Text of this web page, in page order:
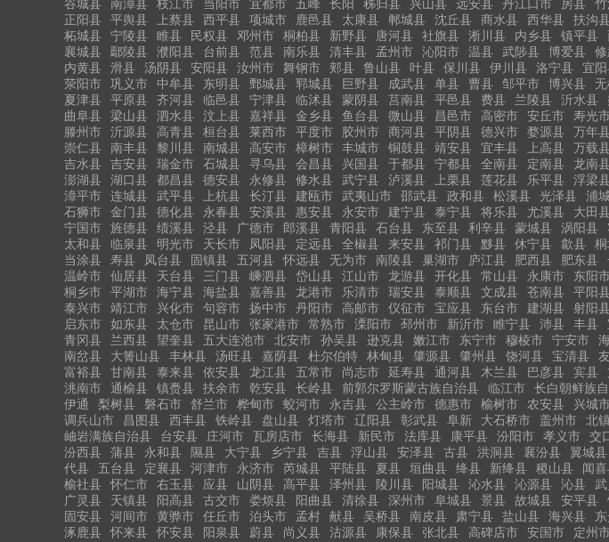
谷城县
南漳县 枝江市 当阳市 宜都市 五峰 长阳 秭归县 兴山县 远安县 丹江口市 房县
正阳县
平舆县 上蔡县 西平县 项城市 鹿邑县 太康县 郸城县 沈丘县 商水县 西华县 扶沟
柘城县
宁陵县 睢县 民权县 邓州市 桐柏县 新野县 唐河县 社旗县 淅川县 内乡县 镇平县
襄城县
鄢陵县 濮阳县 台前县 范县 南乐县 清丰县 孟州市 沁阳市 温县 武陟县 博爱县
内黄县
滑县 汤阴县 安阳县 汝州市 舞钢市 郏县 鲁山县 叶县 保川县 伊川县 洛宁县 宜
荥阳市
巩义市 中牟县 东明县 鄄城县 郓城县 巨野县 成武县 单县 曹县 邹平市 博兴县
夏津县
平原县 齐河县 临邑县 宁津县 临沭县 蒙阴县 莒南县 平邑县 费县 兰陵县 沂水县
曲阜县
梁山县 泗水县 汶上县 嘉祥县 金乡县 鱼台县 微山县 昌邑市 高密市 安丘市 寿光市
滕州市
沂源县 高青县 桓台县 莱西市 平度市 胶州市 商河县 平阴县 德兴市 婺源县 万年
崇仁县
南丰县 黎川县 南城县 高安市 樟树市 丰城市 铜鼓县 靖安县 宜丰县 上高县 万载
吉水县
吉安县 瑞金市 石城县 寻乌县 会昌县 兴国县 于都县 宁都县 全南县 定南县 龙南
澎湖县
湖口县 都昌县 德安县 永修县 修水县 武宁县 泸溪县 上栗县 莲花县 乐平县 浮梁
漳平市
连城县 武平县 上杭县 长汀县 建瓯市 武夷山市 邵武县 政和县 松溪县 光泽县 浦
石狮市
金门县 德化县 永春县 安溪县 惠安县 永安市 建宁县 泰宁县 将乐县 尤溪县 大田
宁国市
旌德县 绩溪县 泾县 广德市 郎溪县 青阳县 石台县 东至县 利辛县 蒙城县 涡阳县
太和县
临泉县 明光市 天长市 凤阳县 定远县 全椒县 来安县 祁门县 黟县 休宁县 歙县
当涂县
寿县 凤台县 固镇县 五河县 怀远县 无为市 南陵县 巢湖市 庐江县 肥西县 肥东县
温岭市
仙居县 天台县 三门县 嵊泗县 岱山县 江山市 龙游县 开化县 常山县 永康市 东阳市
桐乡市
平湖市 海宁县 海盐县 嘉善县 龙港市 乐清市 瑞安县 泰顺县 文成县 苍南县 平阳
泰兴市
靖江市 兴化市 句容市 扬中市 丹阳市 高邮市 仪征市 宝应县 东台市 建湖县 射阳
启东市
如东县 太仓市 昆山市 张家港市 常熟市 溧阳市 邳州市 新沂市 睢宁县 沛县 丰县
青冈县
兰西县 望奎县 五大连池市 北安市 孙吴县 逊克县 嫩江市 东宁市 穆棱市 宁安市
南岔县
大箐山县 丰林县 汤旺县 嘉荫县 杜尔伯特 林甸县 肇源县 肇州县 饶河县 宝清县
富裕县
甘南县 泰来县 依安县 龙江县 五常市 尚志市 延寿县 通河县 木兰县 巴彦县 宾县
洮南市
通榆县 镇赉县 扶余市 乾安县 长岭县 前郭尔罗斯蒙古族自治县 临江市 长白朝鲜族
伊通
梨树县 磐石市 舒兰市 桦甸市 蛟河市 永吉县 公主岭市 德惠市 榆树市 农安县 兴城市
调兵山市
昌图县 西丰县 铁岭县 盘山县 灯塔市 辽阳县 彰武县 阜新 大石桥市 盖州市 北
岫岩满族自治县
台安县 庄河市 瓦房店市 长海县 新民市 法库县 康平县 汾阳市 孝义市 交
汾西县
蒲县 永和县 隰县 大宁县 乡宁县 吉县 浮山县 安泽县 古县 洪洞县 襄汾县 翼城县
代县
五台县 定襄县 河津市 永济市 芮城县 平陆县 夏县 垣曲县 绛县 新绛县 稷山县 闻
榆社县
怀仁市 右玉县 应县 山阴县 高平县 泽州县 陵川县 阳城县 沁水县 沁源县 沁县
广灵县
天镇县 阳高县 古交市 娄烦县 阳曲县 清徐县 深州市 阜城县 景县 故城县 安平县
固安县
河间市 黄骅市 任丘市 泊头市 孟村 献县 吴桥县 南皮县 肃宁县 盐山县 海兴县
涿鹿县
怀来县 怀安县 阳泉县 蔚县 尚义县 沽源县 康保县 张北县 高碑店市 安国市 定州市